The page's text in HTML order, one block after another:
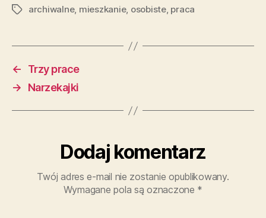
Tagiarchiwalne, mieszkanie, osobiste, praca
←
Trzy prace
→
Narzekajki
Dodaj komentarz
Twój adres e-mail nie zostanie opublikowany.
Wymagane pola są oznaczone *